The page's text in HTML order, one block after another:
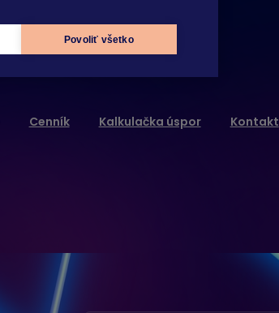
Cenník Kalkulačka úspor Kontakt
Povoliť všetko